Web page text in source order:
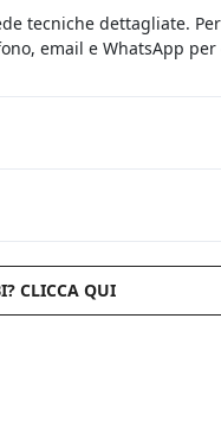
tecniche dettagliate.
email e WhatsApp
CLICCA QUI